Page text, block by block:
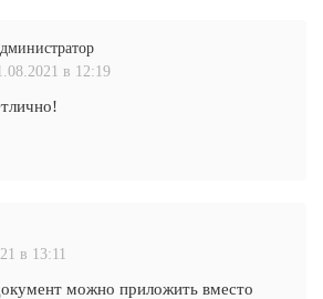
в 12:19
в 13:11
можно приложить вместо